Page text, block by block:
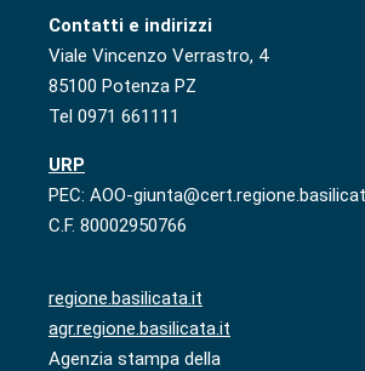
Contatti e indirizzi
Viale Vincenzo Verrastro, 4
85100 Potenza PZ
Tel 0971 661111
URP
PEC: AOO-
C.F. 80002950766
regione.basilicata.it
agr.regione.basilicata.it
Agenzia stampa della